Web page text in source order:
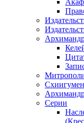
Серии